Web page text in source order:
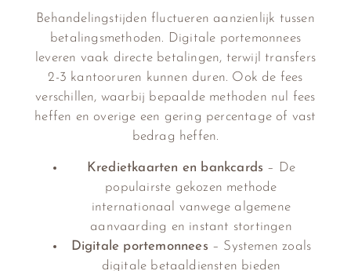
Behandelingstijden fluctueren aanzienlijk tussen
betalingsmethoden. Digitale portemonnees
leveren vaak directe betalingen, terwijl transfers
2-3 kantooruren kunnen duren. Ook de fees
verschillen, waarbij bepaalde methoden nul fees
heffen en overige een gering percentage of vast
bedrag heffen.
Kredietkaarten en bankcards – De
populairste gekozen methode
internationaal vanwege algemene
aanvaarding en instant stortingen
Digitale portemonnees – Systemen zoals
digitale betaaldiensten bieden